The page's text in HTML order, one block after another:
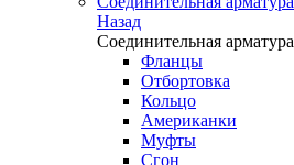
Назад
Соединительная арматура
Фланцы
Отбортовка
Кольцо
Американки
Муфты
Сгон